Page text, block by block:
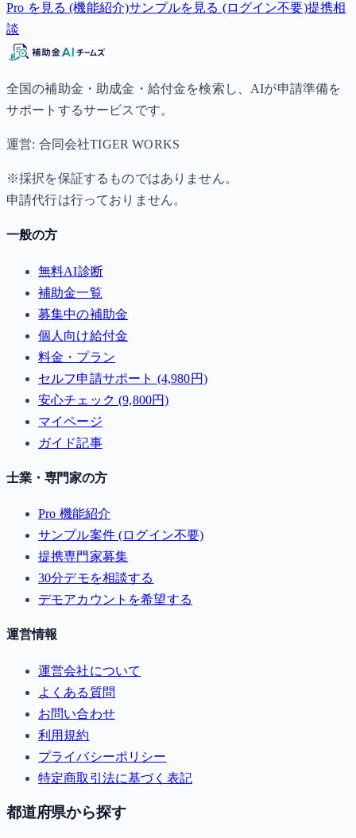
Pro を見る (機能紹介)サンプルを見る (ログイン不要)提携相
談
全国の補助金・助成金・給付金を検索し、AIが申請準備を
サポートするサービスです。
運営: 合同会社TIGER WORKS
※採択を保証するものではありません。
申請代行は行っておりません。
一般の方
無料AI診断
補助金一覧
募集中の補助金
個人向け給付金
料金・プラン
セルフ申請サポート (4,980円)
安心チェック (9,800円)
マイページ
ガイド記事
士業・専門家の方
Pro 機能紹介
サンプル案件 (ログイン不要)
提携専門家募集
30分デモを相談する
デモアカウントを希望する
運営情報
運営会社について
よくある質問
お問い合わせ
利用規約
プライバシーポリシー
特定商取引法に基づく表記
都道府県から探す